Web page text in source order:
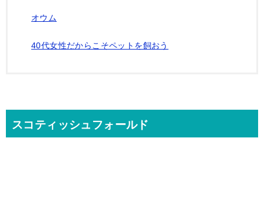
オウム
40代女性だからこそペットを飼おう
スコティッシュフォールド